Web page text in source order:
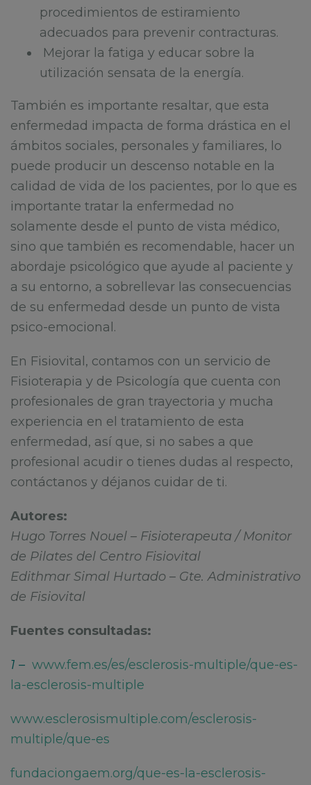
procedimientos de estiramiento
adecuados para prevenir contracturas.
Mejorar la fatiga y educar sobre la
utilización sensata de la energía.
También es importante resaltar, que esta
enfermedad impacta de forma drástica en el
ámbitos sociales, personales y familiares, lo
puede producir un descenso notable en la
calidad de vida de los pacientes, por lo que es
importante tratar la enfermedad no
solamente desde el punto de vista médico,
sino que también es recomendable, hacer un
abordaje psicológico que ayude al paciente y
a su entorno, a sobrellevar las consecuencias
de su enfermedad desde un punto de vista
psico-emocional.
En Fisiovital, contamos con un servicio de
Fisioterapia y de Psicología que cuenta con
profesionales de gran trayectoria y mucha
experiencia en el tratamiento de esta
enfermedad, así que, si no sabes a que
profesional acudir o tienes dudas al respecto,
contáctanos y déjanos cuidar de ti.
Autores:
Hugo Torres Nouel – Fisioterapeuta / Monitor
de Pilates del Centro Fisiovital
Edithmar Simal Hurtado – Gte. Administrativo
de Fisiovital
Fuentes consultadas:
1 – www.fem.es/es/esclerosis-multiple/que-es-
la-esclerosis-multiple
www.esclerosismultiple.com/esclerosis-
multiple/que-es
fundaciongaem.org/que-es-la-esclerosis-